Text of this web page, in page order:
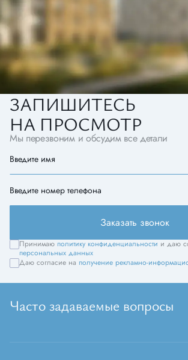
ЗАПИШИТЕСЬ
НА ПРОСМОТР
Мы перезвоним и обсудим все детали
Введите имя
Введите номер телефона
Заказать звонок
Принимаю политику конфиденциальности и даю
персональных данных
Даю согласие на получение рекламно-
Часто задаваемые вопросы